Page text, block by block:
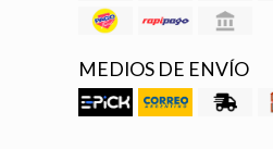
MEDIOS DE ENVÍO